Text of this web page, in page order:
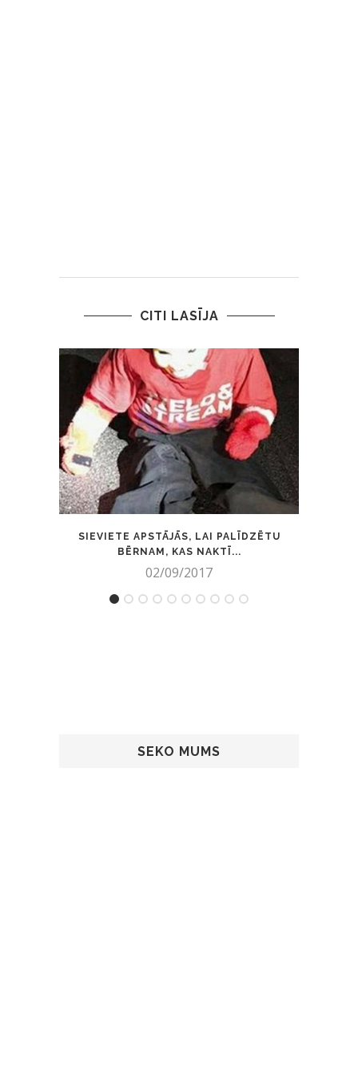
CITI LASĪJA
SIEVIETE APSTĀJĀS, LAI PALĪDZĒTU
BĒRNAM, KAS NAKTĪ...
02/09/2017
SEKO MUMS